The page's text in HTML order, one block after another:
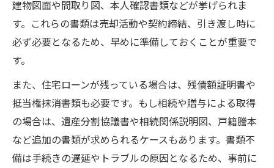
建物図面や間取り図、本人確認書類などが挙げられま
す。これらの書類は売却活動や契約締結、引き渡し時に
必ず必要となるため、早めに準備しておくことが重要で
す。
また、住宅ローンが残っている場合は、残債額証明書や
抵当権抹消書類も必要です。もし相続や贈与による取得
の場合は、遺産分割協議書や相続関係説明図、戸籍謄本
など追加の書類が求められるケースもあります。書類不
備は手続きの遅延やトラブルの原因となるため、事前に